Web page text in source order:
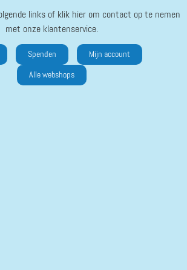
links of klik hier om contact op te nemen
met onze klantenservice.
Spenden Mijn account
Alle webshops